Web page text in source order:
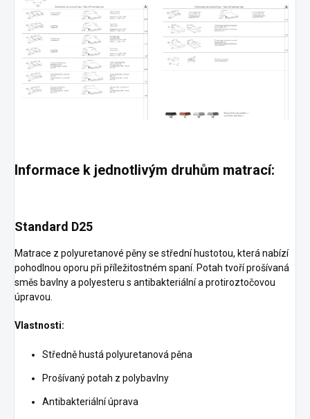
Informace k jednotlivým druhům matrací:
Standard D25
Matrace z polyuretanové pěny se střední hustotou, která nabízí
pohodlnou oporu při příležitostném spaní. Potah tvoří prošívaná
směs bavlny a polyesteru s antibakteriální a protiroztočovou
úpravou.
Vlastnosti:
Středně hustá polyuretanová pěna
Prošívaný potah z polybavlny
Antibakteriální úprava